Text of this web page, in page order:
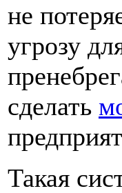
не
угрозу
сделать
Такая